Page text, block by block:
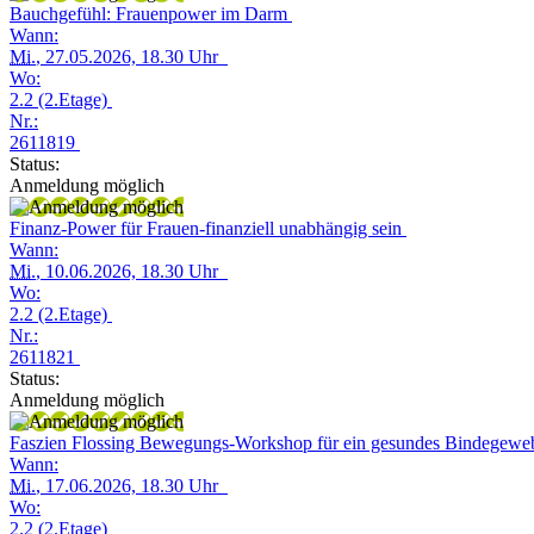
Bauchgefühl: Frauenpower im Darm
Wann:
Mi., 27.05.2026, 18.30 Uhr
Wo:
2.2 (2.Etage)
Nr.:
2611819
Status:
Anmeldung möglich
Finanz-Power für Frauen-finanziell unabhängig sein
Wann:
Mi., 10.06.2026, 18.30 Uhr
Wo:
2.2 (2.Etage)
Nr.:
2611821
Status:
Anmeldung möglich
Faszien Flossing Bewegungs-Workshop für ein gesundes
Wann:
Mi., 17.06.2026, 18.30 Uhr
Wo:
2.2 (2.Etage)